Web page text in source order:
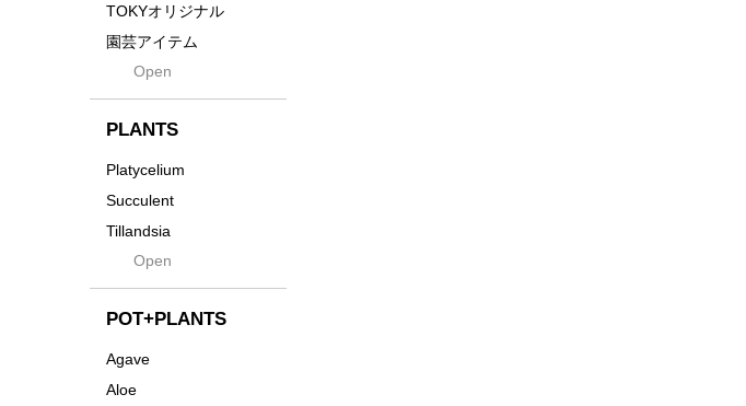
Grid
Innocence
Kodama
Native
Progress
TOKYオリジナル
園芸アイテム
土・化粧石・活力剤
インテリア・デザイン雑
その他
Open
PLANTS
Platycelium
Succulent
Tillandsia
SeedsOpen
POT+PLANTS
Agave
Aloe